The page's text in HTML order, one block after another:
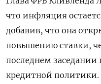
что инфляция
добавив, что она
повышению ставки,
последнем
кредитной политики.